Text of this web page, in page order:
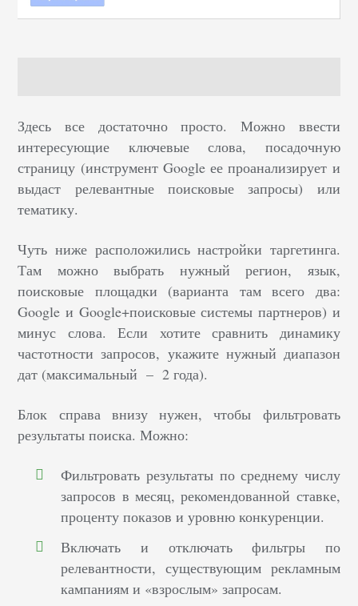
Здесь все достаточно просто. Можно ввести
интересующие ключевые слова, посадочную
страницу (инструмент Google ее проанализирует и
выдаст релевантные поисковые запросы) или
тематику.
Чуть ниже расположились настройки таргетинга.
Там можно выбрать нужный регион, язык,
поисковые площадки (варианта там всего два:
Google и Google+поисковые системы партнеров) и
минус слова. Если хотите сравнить динамику
частотности запросов, укажите нужный диапазон
дат (максимальный – 2 года).
Блок справа внизу нужен, чтобы фильтровать
результаты поиска. Можно:
Фильтровать результаты по среднему числу
запросов в месяц, рекомендованной ставке,
проценту показов и уровню конкуренции.
Включать и отключать фильтры по
релевантности, существующим рекламным
кампаниям и «взрослым» запросам.